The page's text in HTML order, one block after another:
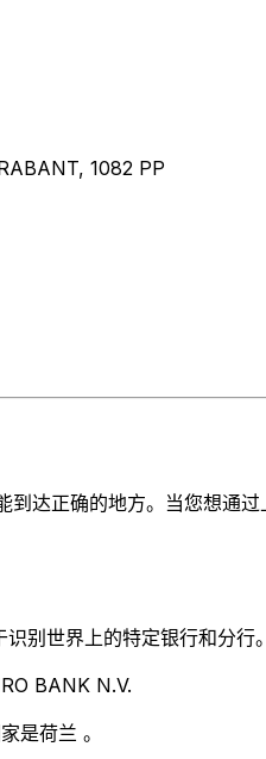
1082 PP
到达正确的地方。当您想
别世界上的特定银行和分行。
BANK N.V.
是荷兰 。